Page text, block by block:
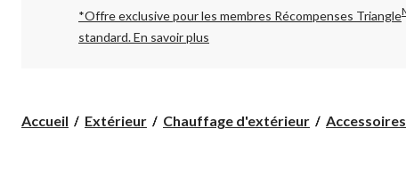
pour
changer
*Offre exclusive pour les membres Récompenses Triangle
standard.En savoir plus
Accueil Extérieur Chauffage d'extérieur